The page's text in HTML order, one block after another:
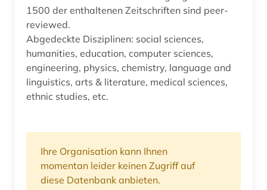
1500 der enthaltenen Zeitschriften sind peer-
reviewed.
Abgedeckte Disziplinen: social sciences,
humanities, education, computer sciences,
engineering, physics, chemistry, language and
linguistics, arts & literature, medical sciences,
ethnic studies, etc.
Ihre Organisation kann Ihnen
momentan leider keinen Zugriff auf
diese Datenbank anbieten.